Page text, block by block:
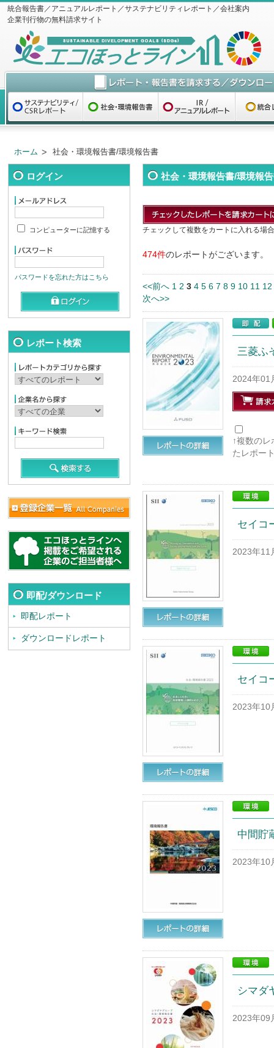
統合報告書／アニュアルレポート／サステナビリティレポート／会社案内
企業刊行物の無料請求サイト
ホーム 社会・環境報告書/環境報告書
ログイン
コンピューターに記憶する
パスワードを忘れた方はこちら
レポート検索
即配/ダウンロード
即配レポート
ダウンロードレポート
社会・環境報告書/環境報
チェックして複数をカートに入れる場
474件のレポートがございます。
<<前へ 1 2 3 4 5 6 7 8 9 10 11 12
次へ>>
三菱ふ
2024年01
↑複数の
たレポー
セイコ
2023年11
セイコ
2023年10
中間貯
2023年10
シマダ
2023年09